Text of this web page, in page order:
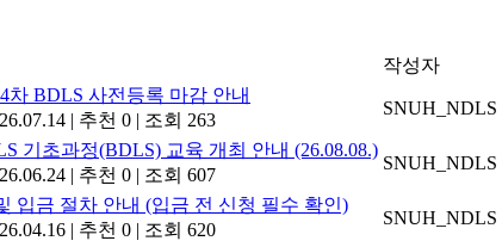
작성자
차 BDLS 사전등록 마감 안내
| 추천 0 | 조회 263
SNUH_NDLS
기초과정(BDLS) 교육 개최 안내 (26.08.08.)
| 추천 0 | 조회 607
SNUH_NDLS
입금 절차 안내 (입금 전 신청 필수 확인)
| 추천 0 | 조회 620
SNUH_NDLS